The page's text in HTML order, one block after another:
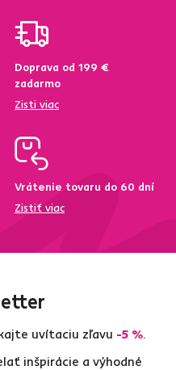
Doprava od 199 €
zadarmo
Zisti viac
Vrátenie tovaru do 60 dní
Zistiť viac
uvítaciu zľavu -5 %.
inšpirácie a výhodné